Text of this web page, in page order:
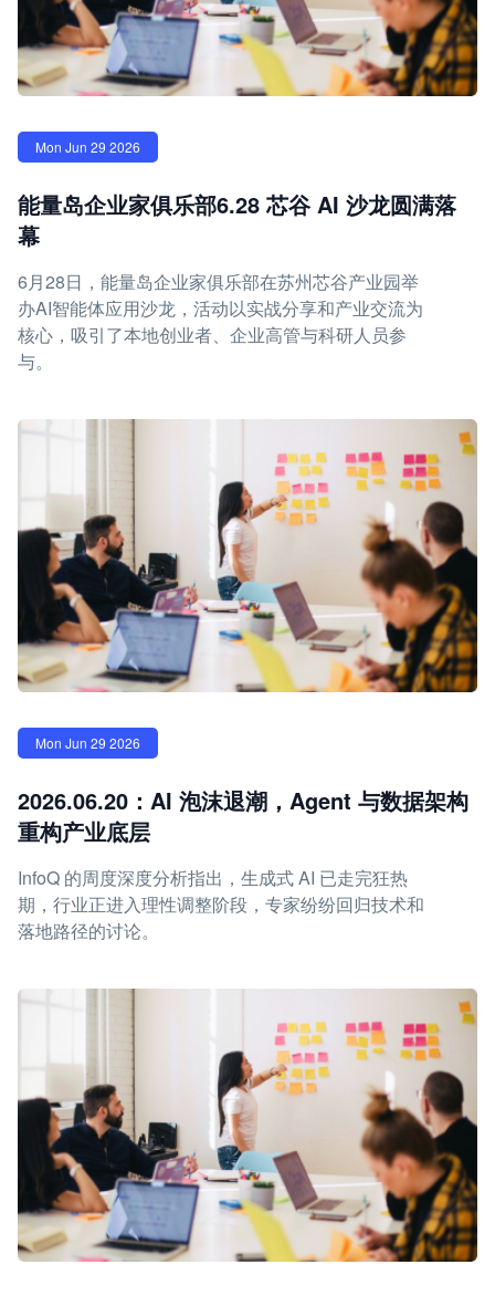
Mon Jun 29 2026
能量岛企业家俱乐部6.28 芯谷 AI 沙龙圆满落
幕
6月28日，能量岛企业家俱乐部在苏州芯谷产业园举
办AI智能体应用沙龙，活动以实战分享和产业交流为
核心，吸引了本地创业者、企业高管与科研人员参
与。
Mon Jun 29 2026
2026.06.20：AI 泡沫退潮，Agent 与数据架构
重构产业底层
InfoQ 的周度深度分析指出，生成式 AI 已走完狂热
期，行业正进入理性调整阶段，专家纷纷回归技术和
落地路径的讨论。